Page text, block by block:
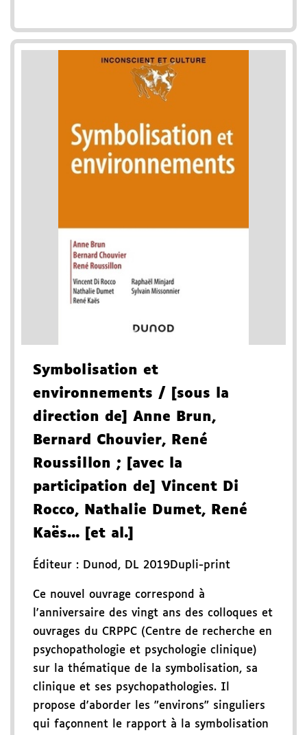
Symbolisation et
environnements / [sous la
direction de] Anne Brun,
Bernard Chouvier, René
Roussillon ; [avec la
participation de] Vincent Di
Rocco, Nathalie Dumet, René
Kaës... [et al.]
Éditeur : Dunod , DL 2019Dupli-print
Ce nouvel ouvrage correspond à
l'anniversaire des vingt ans des colloques et
ouvrages du CRPPC (Centre de recherche en
psychopathologie et psychologie clinique)
sur la thématique de la symbolisation, sa
clinique et ses psychopathologies. Il
propose d'aborder les "environs" singuliers
qui façonnent le rapport à la symbolisation